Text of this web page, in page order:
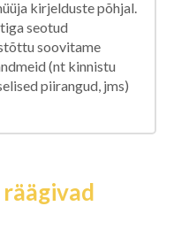
kirjelduste põhjal.
seotud
soovitame
(nt kinnistu
piirangud, jms)